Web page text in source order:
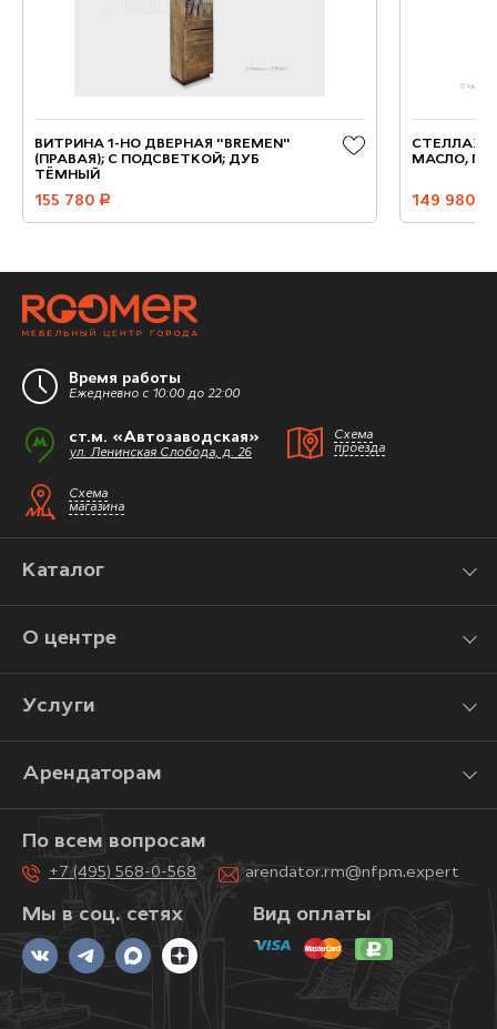
ВИТРИНА 1-НО ДВЕРНАЯ "BREMEN"
(ПРАВАЯ); С ПОДСВЕТКОЙ; ДУБ
ТЁМНЫЙ
155 780 руб.
СТЕЛЛАЖ
МАСЛО,
149 980
Время работы
Ежедневно с 10:00 до 22:00
ст.м. «Автозаводская»
ул. Ленинская Слобода, д. 26
Схема
проезда
Схема
магазина
Каталог
О центре
Услуги
Арендаторам
Мы в соц. сетях
По всем вопросам
+7 (495) 568-0-568 arendator.rm@nfpm.expert
Вид оплаты